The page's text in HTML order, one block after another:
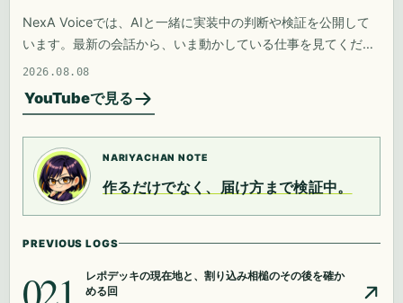
NexA Voiceでは、AIと一緒に実装中の判断や検証を公開して
います。最新の会話から、いま動かしている仕事を見てくださ
い。
2026.08.08
YouTubeで見る
NARIYACHAN NOTE
作るだけでなく、届け方まで検証中。
PREVIOUS LOGS
021
レポデッキの現在地と、割り込み相槌のその後を確か
める回